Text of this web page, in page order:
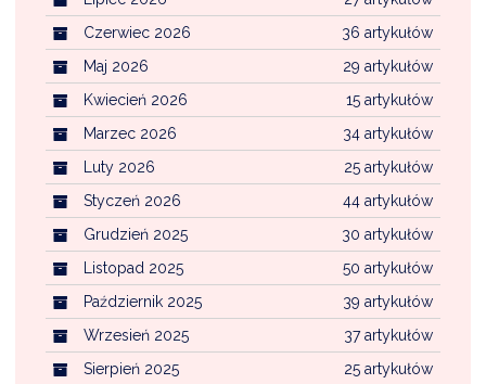
36 artykułów
Czerwiec 2026
29 artykułów
Maj 2026
15 artykułów
Kwiecień 2026
34 artykułów
Marzec 2026
25 artykułów
Luty 2026
44 artykułów
Styczeń 2026
30 artykułów
Grudzień 2025
50 artykułów
Listopad 2025
39 artykułów
Październik 2025
37 artykułów
Wrzesień 2025
25 artykułów
Sierpień 2025